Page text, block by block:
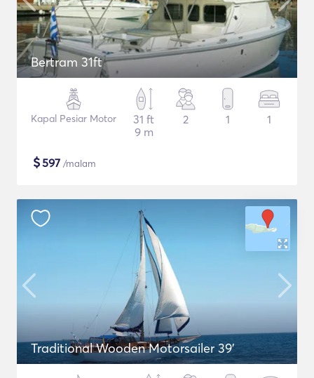
Bertram 31ft
Kapal Pesiar Motor
31 ft
9 m
2 1 1
$597 /malam
Traditional Wooden Motorsailer 39'